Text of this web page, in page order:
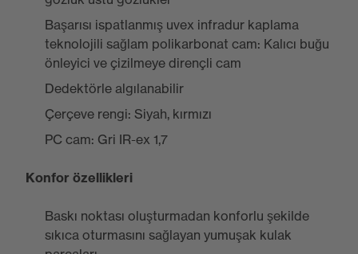
Başarısı ispatlanmış uvex infradur kaplama
teknolojili sağlam polikarbonat cam: Kalıcı buğu
önleyici ve çizilmeye dirençli cam
Dedektörle algılanabilir
Çerçeve rengi: Siyah, kırmızı
PC cam: Gri IR-ex 1,7
Konfor özellikleri
Baskı noktası oluşturmadan konforlu şekilde
sıkıca oturmasını sağlayan yumuşak kulak